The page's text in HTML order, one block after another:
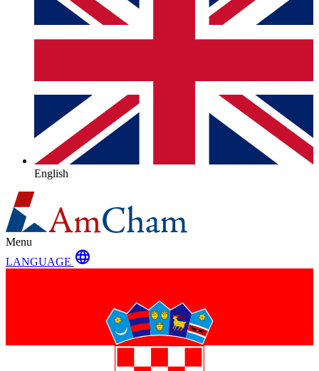
English
Menu
LANGUAGE language